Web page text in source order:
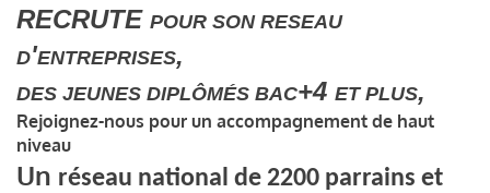
RECRUTE POUR SON RESEAU
D'ENTREPRISES,
DES JEUNES DIPLÔMÉS BAC+4 ET PLUS,
Rejoignez-nous pour un accompagnement de haut
niveau
Un réseau national de 2200 parrains et